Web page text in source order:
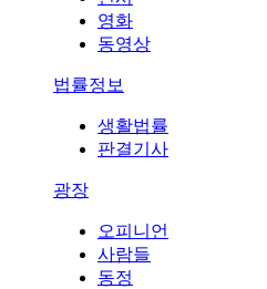
영화
동영상
법률정보
생활법률
판결기사
광장
오피니언
사람들
동정